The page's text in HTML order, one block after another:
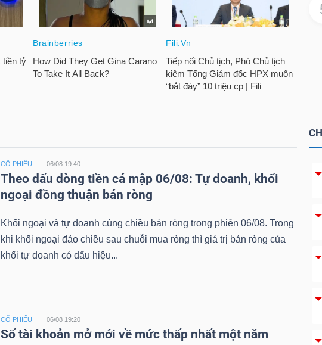
CỔ PHIẾU 06/08 19:40
Theo dấu dòng tiền cá mập 06/08: Tự doanh, khối
ngoại đồng thuận bán ròng
Khối ngoại và tự doanh cùng chiều bán ròng trong phiên 06/08. Trong
khi khối ngoại đảo chiều sau chuỗi mua ròng thì giá trị bán ròng của
khối tự doanh có dấu hiệu...
CỔ PHIẾU 06/08 19:20
Số tài khoản mở mới về mức thấp nhất một năm